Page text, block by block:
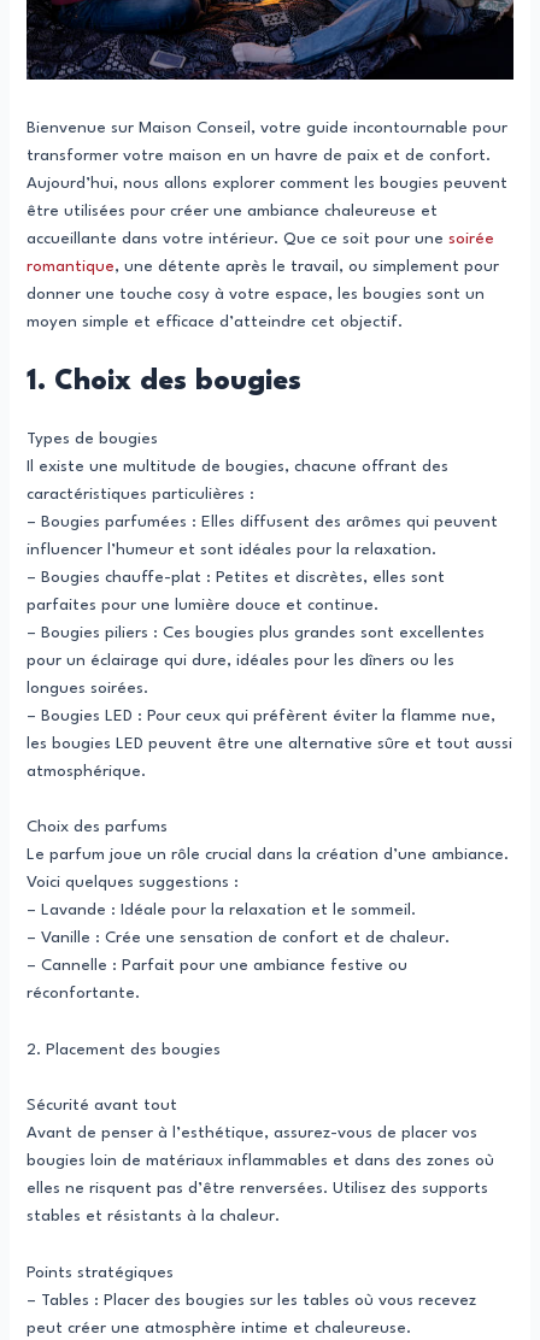
Bienvenue sur Maison Conseil, votre guide incontournable pour
transformer votre maison en un havre de paix et de confort.
Aujourd’hui, nous allons explorer comment les bougies peuvent
être utilisées pour créer une ambiance chaleureuse et
accueillante dans votre intérieur. Que ce soit pour unesoirée
romantique, une détente après le travail, ou simplement pour
donner une touche cosy à votre espace, les bougies sont un
moyen simple et efficace d’atteindre cet objectif.
1. Choix des bougies
Types de bougies
Il existe une multitude de bougies, chacune offrant des
caractéristiques particulières :
– Bougies parfumées : Elles diffusent des arômes qui peuvent
influencer l’humeur et sont idéales pour la relaxation.
– Bougies chauffe-plat : Petites et discrètes, elles sont
parfaites pour une lumière douce et continue.
– Bougies piliers : Ces bougies plus grandes sont excellentes
pour un éclairage qui dure, idéales pour les dîners ou les
longues soirées.
– Bougies LED : Pour ceux qui préfèrent éviter la flamme nue,
les bougies LED peuvent être une alternative sûre et tout aussi
atmosphérique.
Choix des parfums
Le parfum joue un rôle crucial dans la création d’une ambiance.
Voici quelques suggestions :
– Lavande : Idéale pour la relaxation et le sommeil.
– Vanille : Crée une sensation de confort et de chaleur.
– Cannelle : Parfait pour une ambiance festive ou
réconfortante.
2. Placement des bougies
Sécurité avant tout
Avant de penser à l’esthétique, assurez-vous de placer vos
bougies loin de matériaux inflammables et dans des zones où
elles ne risquent pas d’être renversées. Utilisez des supports
stables et résistants à la chaleur.
Points stratégiques
– Tables : Placer des bougies sur les tables où vous recevez
peut créer une atmosphère intime et chaleureuse.